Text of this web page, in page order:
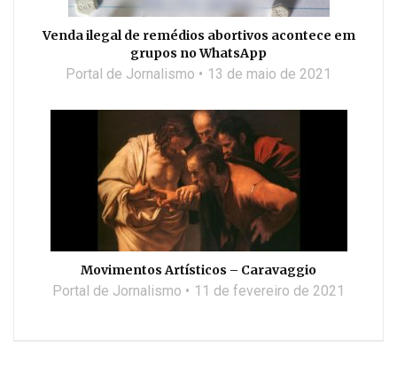
Venda ilegal de remédios abortivos acontece em
grupos no WhatsApp
Portal de Jornalismo 13 de maio de 2021
Movimentos Artísticos – Caravaggio
Portal de Jornalismo 11 de fevereiro de 2021